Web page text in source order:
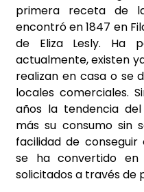
primera receta de
encontró en 1847 en
de Eliza Lesly. Ha
actualmente, existen
realizan en casa o se
locales comerciales.
años la tendencia
más su consumo sin
facilidad de
se ha convertido
solicitados a través de